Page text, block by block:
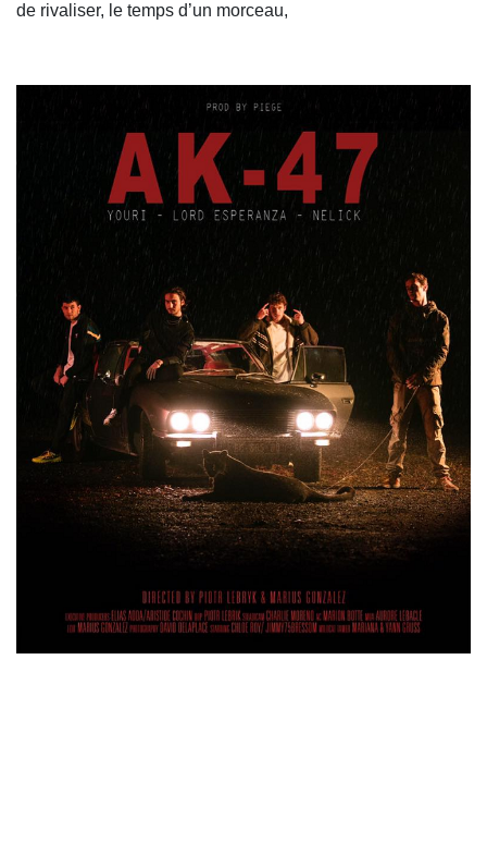
de rivaliser, le temps d’un morceau,